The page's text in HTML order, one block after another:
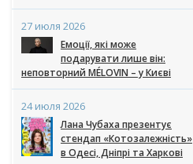
27 июля 2026
Емоції, які може
подарувати лише він:
неповторний MÉLOVIN – у Києві
24 июля 2026
Лана Чубаха презентує
стендап «Котозалежність»
в Одесі, Дніпрі та Харкові